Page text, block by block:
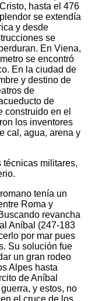
hasta el 476
se extendía
y desde
se
En Viena,
se encontró
En la ciudad de
y destino de
de
de
construido en el
los inventores
cal, agua, arena y
técnicas militares,
tenía un
Roma y
revancha
Aníbal (247-183
por mar pues
Su solución fue
un gran rodeo
Alpes hasta
de Aníbal
y estos, no
el cruce de los